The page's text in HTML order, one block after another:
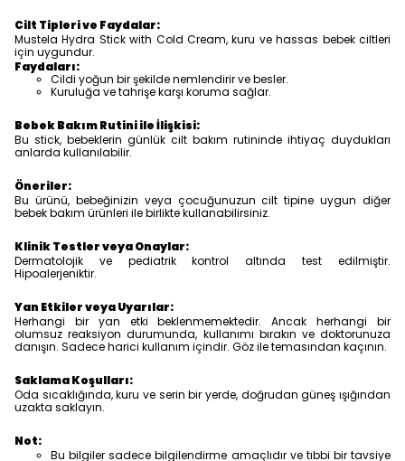
Cilt Tipleri ve Faydalar:
Mustela Hydra Stick with Cold Cream, kuru ve hassas bebek ciltleri
için uygundur.
Faydaları:
Cildi yoğun bir şekilde nemlendirir ve besler.
Kuruluğa ve tahrişe karşı koruma sağlar.
Bebek Bakım Rutini ile İlişkisi:
Bu stick, bebeklerin günlük cilt bakım rutininde ihtiyaç duydukları
anlarda kullanılabilir.
Öneriler:
Bu ürünü, bebeğinizin veya çocuğunuzun cilt tipine uygun diğer
bebek bakım ürünleri ile birlikte kullanabilirsiniz.
Klinik Testler veya Onaylar:
Dermatolojik ve pediatrik kontrol altında test edilmiştir.
Hipoalerjeniktir.
Yan Etkiler veya Uyarılar:
Herhangi bir yan etki beklenmemektedir. Ancak herhangi bir
olumsuz reaksiyon durumunda, kullanımı bırakın ve doktorunuza
danışın. Sadece harici kullanım içindir. Göz ile temasından kaçının.
Saklama Koşulları:
Oda sıcaklığında, kuru ve serin bir yerde, doğrudan güneş ışığından
uzakta saklayın.
Not:
Bu bilgiler sadece bilgilendirme amaçlıdır ve tıbbi bir tavsiye